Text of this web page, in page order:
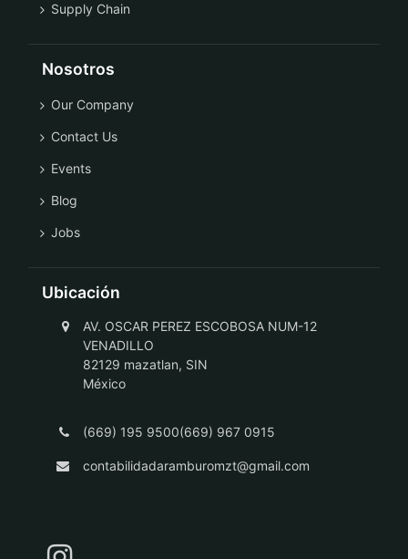
Supply Chain
Nosotros
Our Company
Contact Us
Events
Blog
Jobs
Ubicación
AV. OSCAR PEREZ ESCOBOSA NUM-12
VENADILLO
82129 mazatlan, SIN
México
(669) 195 9500(669) 967 0915
contabilidadaramburomzt@gmail.com